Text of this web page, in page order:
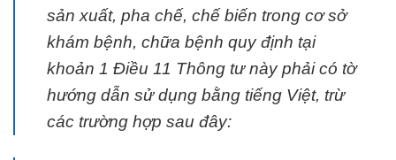
sản xuất, pha chế, chế biến trong cơ sở
khám bệnh, chữa bệnh quy định tại
khoản 1 Điều 11 Thông tư này phải có tờ
hướng dẫn sử dụng bằng tiếng Việt, trừ
các trường hợp sau đây: